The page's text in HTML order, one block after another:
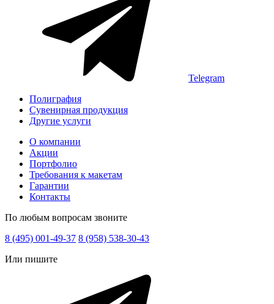
Telegram
Полиграфия
Сувенирная продукция
Другие услуги
О компании
Акции
Портфолио
Требования к макетам
Гарантии
Контакты
По любым вопросам звоните
8 (495) 001-49-37 8 (958) 538-30-43
Или пишите